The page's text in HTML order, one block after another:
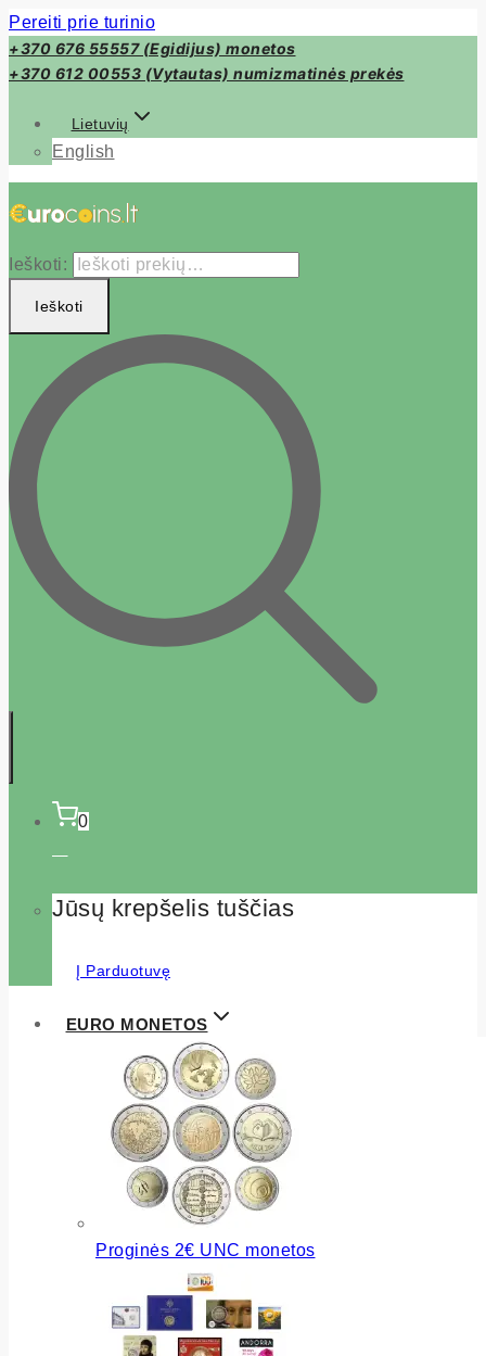
Pereiti prie turinio
+370 676 55557 (Egidijus) monetos
+370 612 00553 (Vytautas) numizmatinės prekės
Lietuvių
English
Ieškoti:
Ieškoti
0
Jūsų krepšelis tuščias
Į Parduotuvę
EURO MONETOS
Proginės 2€ UNC monetos